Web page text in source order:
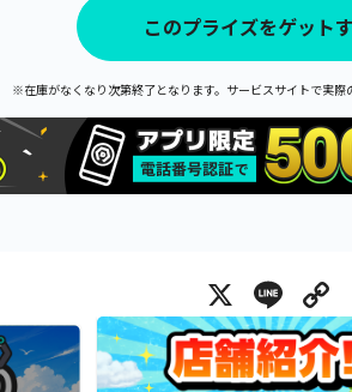
このプライズをゲット
※在庫がなくなり次第終了となります。サービスサイトで実際
X Line